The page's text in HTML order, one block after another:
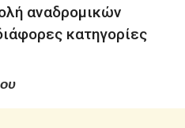
αναδρομικών
κατηγορίες